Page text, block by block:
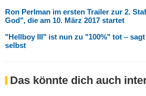
Ron Perlman im ersten Trailer zur 2.
God", die am 10. März 2017 startet
"Hellboy III" ist nun zu "100%" tot –
selbst
Das könnte dich auch